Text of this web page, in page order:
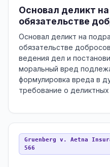
Основал деликт
обязательстве
Основал деликт на
обязательстве
ведения дел и
моральный вред
формулировка вреда в
требование о деликтных
Gruenberg v. Aetna
566